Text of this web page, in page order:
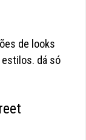
de looks
dá só